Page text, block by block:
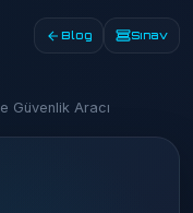
Blog Sınav
Güvenlik Aracı